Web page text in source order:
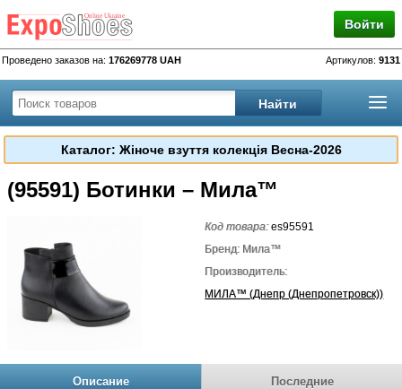
Войти
Проведено заказов на: 176269778 UAH Артикулов: 9131
Каталог: Жіноче взуття колекція Весна-2026
(95591) Ботинки – Мила™
Код товара:es95591
Бренд: Мила™
Производитель:
МИЛА™ (Днепр (Днепропетровск))
Описание Последние